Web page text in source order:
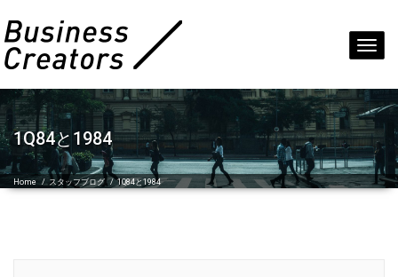
1Q84と1984
Home / スタッフブログ /1Q84と1984